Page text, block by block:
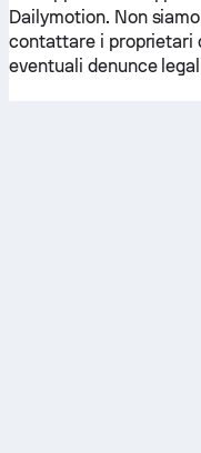
Dailymotion. Non
contattare i proprietari
eventuali denunce